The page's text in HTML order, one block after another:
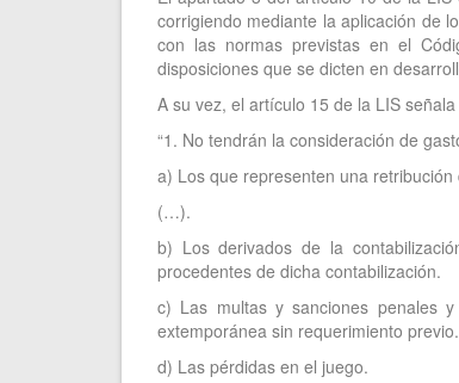
corrigiendo mediante la aplicación de
con las normas previstas en el
disposiciones que se dicten en
A su vez, el artículo 15 de la LIS
“1. No tendrán la consideración de
a) Los que representen una
(…).
b) Los derivados de la
procedentes de dicha contabilización.
c) Las multas y sanciones penales
extemporánea sin requerimiento previo.
d) Las pérdidas en el juego.